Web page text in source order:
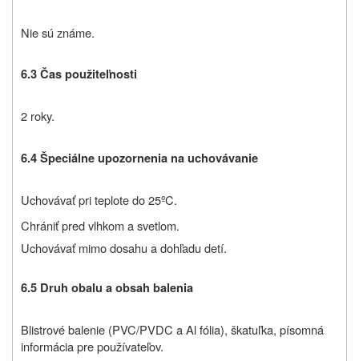
Nie sú známe.
6.3 Čas použiteľnosti
2 roky.
6.4 Špeciálne upozornenia na uchovávanie
Uchovávať pri teplote do 25ºC.
Chrániť pred vlhkom a svetlom.
Uchovávať mimo dosahu a dohľadu detí.
6.5 Druh obalu a obsah balenia
Blistrové balenie (PVC/PVDC a Al fólia), škatuľka, písomná
informácia pre používateľov.